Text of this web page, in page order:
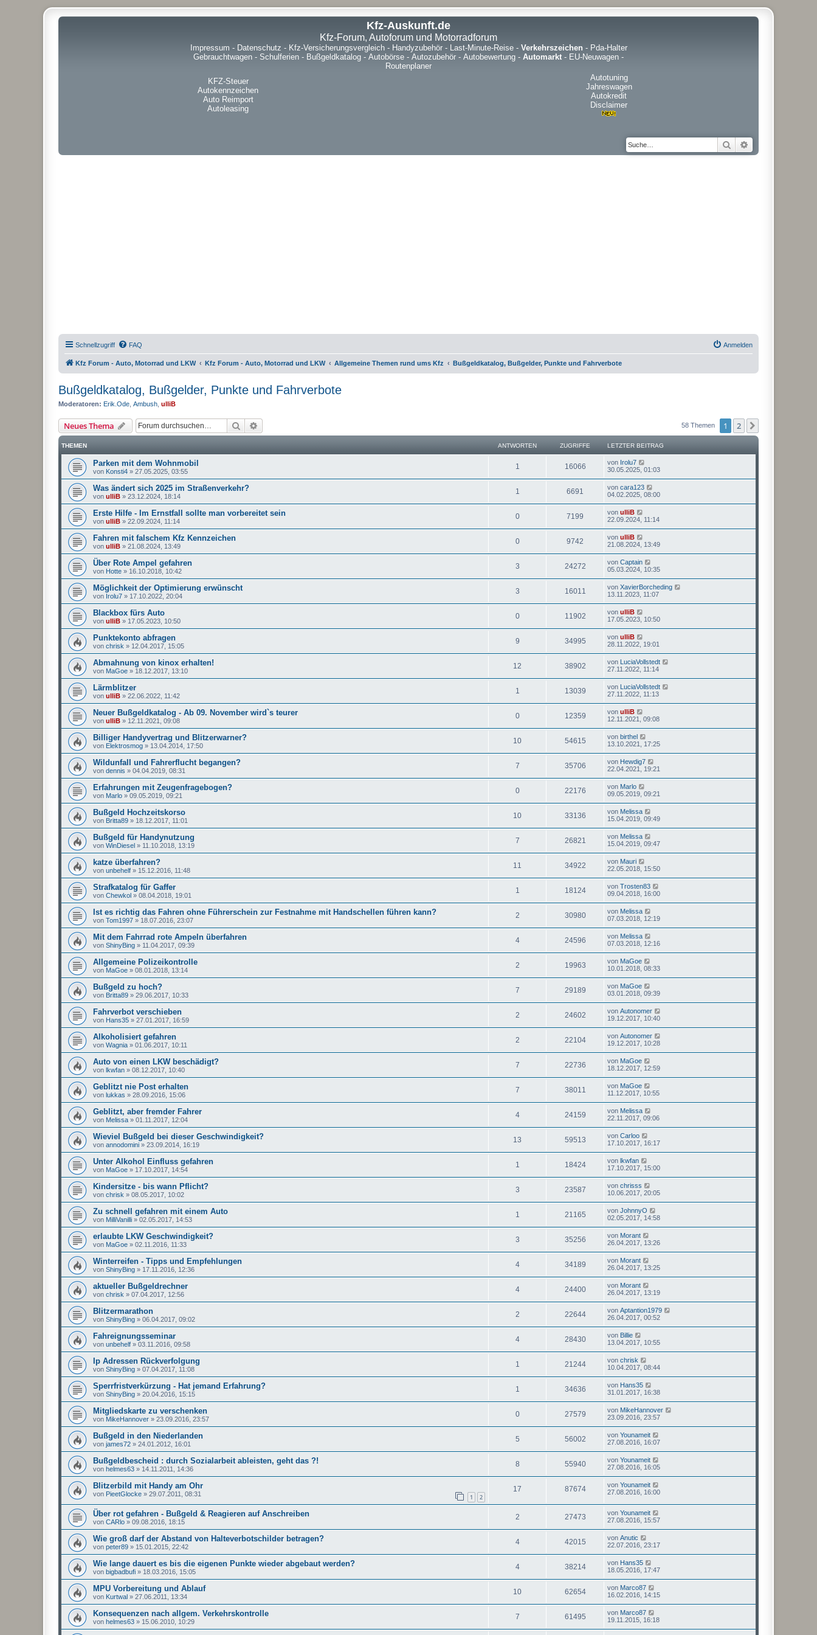
Kfz-Auskunft.de
Kfz-Forum, Autoforum und Motorradforum
Impressum - Datenschutz - Kfz-Versicherungsvergleich- Handyzubehör- Last-Minute-Reise- Verkehrszeichen- Pda-Halter
Gebrauchtwagen - Schulferien - Bußgeldkatalog - Autobörse - Autozubehör - Autobewertung - Automarkt - EU-Neuwagen -
Routenplaner
KFZ-Steuer
Autokennzeichen
Auto Reimport
Autoleasing
Autotuning
Jahreswagen
Autokredit
Disclaimer
Suche
Schnellzugriff FAQ Anmelden
Kfz Forum - Auto, Motorrad und LKW Kfz Forum - Auto, Motorrad und LKW Allgemeine Themen rund ums Kfz Bußgeldkatalog, Bußgelder, Punkte und Fahrverbote
Bußgeldkatalog, Bußgelder, Punkte und Fahrverbote
Moderatoren: Erik.Ode Ambush ulliB
Neues Thema Suche 58 Themen 1 2
THEMEN ANTWORTEN ZUGRIFFE LETZTER BEITRAG
Parken mit dem Wohnmobil
von Konsti4 » 27.05.2025, 03:55
1 16066 von Irolu7
30.05.2025, 01:03
Was ändert sich 2025 im Straßenverkehr?
von ulliB » 23.12.2024, 18:14
1 6691 von cara123
04.02.2025, 08:00
Erste Hilfe - Im Ernstfall sollte man vorbereitet sein
von ulliB » 22.09.2024, 11:14
0 7199 von ulliB
22.09.2024, 11:14
Fahren mit falschem Kfz Kennzeichen
von ulliB » 21.08.2024, 13:49
0 9742 von ulliB
21.08.2024, 13:49
Über Rote Ampel gefahren
von Hotte » 16.10.2018, 10:42
3 24272 von Captain
05.03.2024, 10:35
Möglichkeit der Optimierung erwünscht
von Irolu7 » 17.10.2022, 20:04
3 16011 von XavierBorcheding
13.11.2023, 11:07
Blackbox fürs Auto
von ulliB » 17.05.2023, 10:50
0 11902 von ulliB
17.05.2023, 10:50
Punktekonto abfragen
von chrisk » 12.04.2017, 15:05
9 34995 von ulliB
28.11.2022, 19:01
Abmahnung von kinox erhalten!
von MaGoe » 18.12.2017, 13:10
12 38902 von LuciaVollstedt
27.11.2022, 11:14
Lärmblitzer
von ulliB » 22.06.2022, 11:42
1 13039 von LuciaVollstedt
27.11.2022, 11:13
Neuer Bußgeldkatalog - Ab 09. November wird`s teurer
von ulliB » 12.11.2021, 09:08
0 12359 von ulliB
12.11.2021, 09:08
Billiger Handyvertrag und Blitzerwarner?
von Elektrosmog » 13.04.2014, 17:50
10 54615 von birthel
13.10.2021, 17:25
Wildunfall und Fahrerflucht begangen?
von dennis » 04.04.2019, 08:31
7 35706 von Hewdig7
22.04.2021, 19:21
Erfahrungen mit Zeugenfragebogen?
von Marlo » 09.05.2019, 09:21
0 22176 von Marlo
09.05.2019, 09:21
Bußgeld Hochzeitskorso
von Britta89 » 18.12.2017, 11:01
10 33136 von Melissa
15.04.2019, 09:49
Bußgeld für Handynutzung
von WinDiesel » 11.10.2018, 13:19
7 26821 von Melissa
15.04.2019, 09:47
katze überfahren?
von unbehelf » 15.12.2016, 11:48
11 34922 von Mauri
22.05.2018, 15:50
Strafkatalog für Gaffer
von Chewkol » 08.04.2018, 19:01
1 18124 von Trosten83
09.04.2018, 16:00
Ist es richtig das Fahren ohne Führerschein zur Festnahme mit Handschellen führen kann?
von Tom1997 » 18.07.2016, 23:07
2 30980 von Melissa
07.03.2018, 12:19
Mit dem Fahrrad rote Ampeln überfahren
von ShinyBing » 11.04.2017, 09:39
4 24596 von Melissa
07.03.2018, 12:16
Allgemeine Polizeikontrolle
von MaGoe » 08.01.2018, 13:14
2 19963 von MaGoe
10.01.2018, 08:33
Bußgeld zu hoch?
von Britta89 » 29.06.2017, 10:33
7 29189 von MaGoe
03.01.2018, 09:39
Fahrverbot verschieben
von Hans35 » 27.01.2017, 16:59
2 24602 von Autonomer
19.12.2017, 10:40
Alkoholisiert gefahren
von Wagnia » 01.06.2017, 10:11
2 22104 von Autonomer
19.12.2017, 10:28
Auto von einen LKW beschädigt?
von lkwfan » 08.12.2017, 10:40
7 22736 von MaGoe
18.12.2017, 12:59
Geblitzt nie Post erhalten
von lukkas » 28.09.2016, 15:06
7 38011 von MaGoe
11.12.2017, 10:55
Geblitzt, aber fremder Fahrer
von Melissa » 01.11.2017, 12:04
4 24159 von Melissa
22.11.2017, 09:06
Wieviel Bußgeld bei dieser Geschwindigkeit?
von annodomini » 23.09.2014, 16:19
13 59513 von Carloo
17.10.2017, 16:17
Unter Alkohol Einfluss gefahren
von MaGoe » 17.10.2017, 14:54
1 18424 von lkwfan
17.10.2017, 15:00
Kindersitze - bis wann Pflicht?
von chrisk » 08.05.2017, 10:02
3 23587 von chrisss
10.06.2017, 20:05
Zu schnell gefahren mit einem Auto
von MilliVanilli » 02.05.2017, 14:53
1 21165 von JohnnyO
02.05.2017, 14:58
erlaubte LKW Geschwindigkeit?
von MaGoe » 02.11.2016, 11:33
3 35256 von Morant
26.04.2017, 13:26
Winterreifen - Tipps und Empfehlungen
von ShinyBing » 17.11.2016, 12:36
4 34189 von Morant
26.04.2017, 13:25
aktueller Bußgeldrechner
von chrisk » 07.04.2017, 12:56
4 24400 von Morant
26.04.2017, 13:19
Blitzermarathon
von ShinyBing » 06.04.2017, 09:02
2 22644 von Aptantion1979
26.04.2017, 00:52
Fahreignungsseminar
von unbehelf » 03.11.2016, 09:58
4 28430 von Billie
13.04.2017, 10:55
Ip Adressen Rückverfolgung
von ShinyBing » 07.04.2017, 11:08
1 21244 von chrisk
10.04.2017, 08:44
Sperrfristverkürzung - Hat jemand Erfahrung?
von ShinyBing » 20.04.2016, 15:15
1 34636 von Hans35
31.01.2017, 16:38
Mitgliedskarte zu verschenken
von MikeHannover » 23.09.2016, 23:57
0 27579 von MikeHannover
23.09.2016, 23:57
Bußgeld in den Niederlanden
von james72 » 24.01.2012, 16:01
5 56002 von Younameit
27.08.2016, 16:07
Bußgeldbescheid : durch Sozialarbeit ableisten, geht das ?!
von helmes63 » 14.11.2011, 14:36
8 55940 von Younameit
27.08.2016, 16:05
Blitzerbild mit Handy am Ohr
von PieetGlocke » 29.07.2011, 08:31 1 2
17 87674 von Younameit
27.08.2016, 16:00
Über rot gefahren - Bußgeld & Reagieren auf Anschreiben
von CARlo » 09.08.2016, 18:15
2 27473 von Younameit
27.08.2016, 15:57
Wie groß darf der Abstand von Halteverbotschilder betragen?
von peter89 » 15.01.2015, 22:42
4 42015 von Anutic
22.07.2016, 23:17
Wie lange dauert es bis die eigenen Punkte wieder abgebaut werden?
von bigbadbufi » 18.03.2016, 15:05
4 38214 von Hans35
18.05.2016, 17:47
MPU Vorbereitung und Ablauf
von Kurtwal » 27.06.2011, 13:34
10 62654 von Marco87
16.02.2016, 14:15
Konsequenzen nach allgem. Verkehrskontrolle
von helmes63 » 15.06.2010, 10:29
7 61495 von Marco87
19.11.2015, 16:18